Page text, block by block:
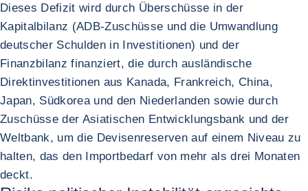
Dieses Defizit wird durch Überschüsse in der
Kapitalbilanz (ADB-Zuschüsse und die Umwandlung
deutscher Schulden in Investitionen) und der
Finanzbilanz finanziert, die durch ausländische
Direktinvestitionen aus Kanada, Frankreich, China,
Japan, Südkorea und den Niederlanden sowie durch
Zuschüsse der Asiatischen Entwicklungsbank und der
Weltbank, um die Devisenreserven auf einem Niveau zu
halten, das den Importbedarf von mehr als drei Monaten
deckt.